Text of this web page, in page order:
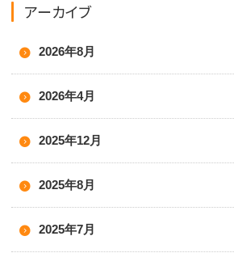
アーカイブ
2026年8月
2026年4月
2025年12月
2025年8月
2025年7月